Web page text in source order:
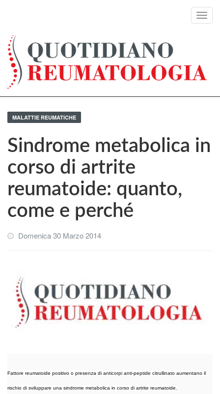
MALATTIE REUMATICHE
Sindrome metabolica in
corso di artrite
reumatoide: quanto,
come e perché
Domenica 30 Marzo 2014
Fattore reumatoide positivo o presenza di anticorpi anti-peptide citrullinato aumentano il
rischio di sviluppare una sindrome metabolica in corso di artrite reumatoide.